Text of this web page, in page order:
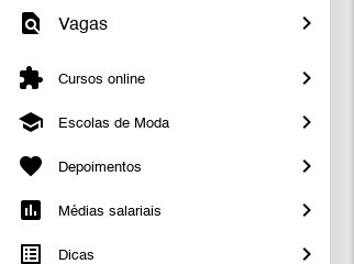
Vagas
Cursos online
Escolas de Moda
Depoimentos
Médias salariais
Dicas